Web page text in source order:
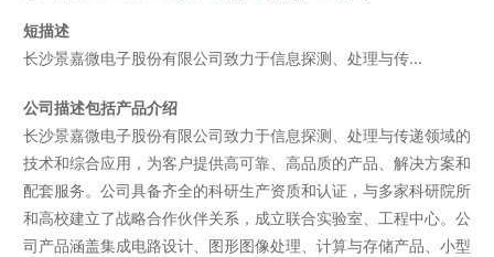
短描述
长沙景嘉微电子股份有限公司致力于信息探测、处理与传…
公司描述包括产品介绍
长沙景嘉微电子股份有限公司致力于信息探测、处理与传递领域的
技术和综合应用，为客户提供高可靠、高品质的产品、解决方案和
配套服务。公司具备齐全的科研生产资质和认证，与多家科研院所
和高校建立了战略合作伙伴关系，成立联合实验室、工程中心。公
司产品涵盖集成电路设计、图形图像处理、计算与存储产品、小型